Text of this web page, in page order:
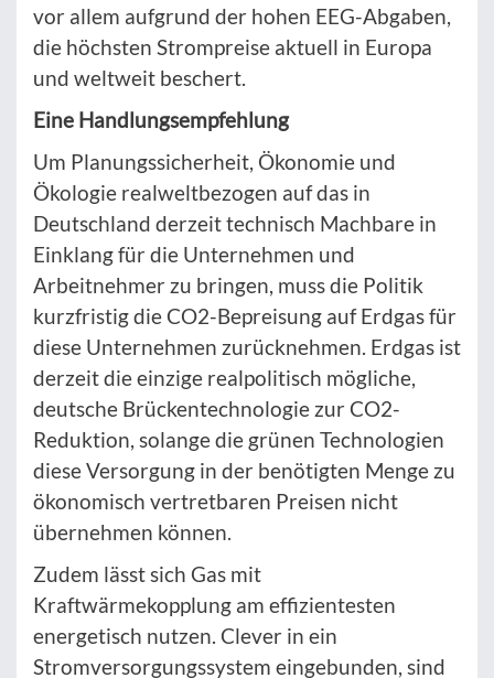
vor allem aufgrund der hohen EEG-Abgaben,
die höchsten Strompreise aktuell in Europa
und weltweit beschert.
Eine Handlungsempfehlung
Um Planungssicherheit, Ökonomie und
Ökologie realweltbezogen auf das in
Deutschland derzeit technisch Machbare in
Einklang für die Unternehmen und
Arbeitnehmer zu bringen, muss die Politik
kurzfristig die CO2-Bepreisung auf Erdgas für
diese Unternehmen zurücknehmen. Erdgas ist
derzeit die einzige realpolitisch mögliche,
deutsche Brückentechnologie zur CO2-
Reduktion, solange die grünen Technologien
diese Versorgung in der benötigten Menge zu
ökonomisch vertretbaren Preisen nicht
übernehmen können.
Zudem lässt sich Gas mit
Kraftwärmekopplung am effizientesten
energetisch nutzen. Clever in ein
Stromversorgungssystem eingebunden, sind